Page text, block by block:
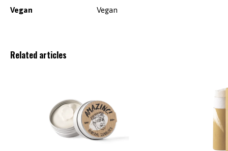
Vegan Vegan
Related articles